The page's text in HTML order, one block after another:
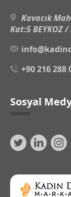
Kavacık
Kat:5 BEYKOZ /
+90 216 288
Sosyal